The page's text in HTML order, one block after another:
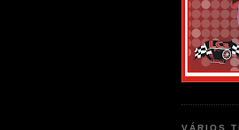
VÁRIOS